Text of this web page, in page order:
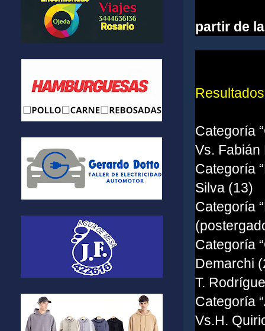
partir de
Categoría
Vs. Fabián
Categoría
Silva (13)
Categoría
Categoría
Demarchi
T.
Categoría
Vs.H.